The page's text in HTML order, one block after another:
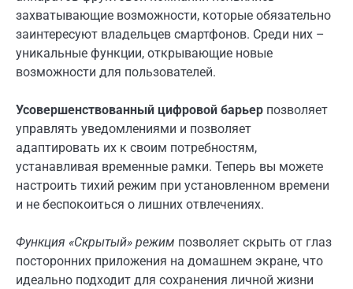
захватывающие возможности, которые обязательно
заинтересуют владельцев смартфонов. Среди них –
уникальные функции, открывающие новые
возможности для пользователей.
Усовершенствованный цифровой барьер позволяет
управлять уведомлениями и позволяет
адаптировать их к своим потребностям,
устанавливая временные рамки. Теперь вы можете
настроить тихий режим при установленном времени
и не беспокоиться о лишних отвлечениях.
Функция «Скрытый» режим позволяет скрыть от глаз
посторонних приложения на домашнем экране, что
идеально подходит для сохранения личной жизни